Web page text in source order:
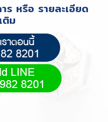
หรือ รายละเอียด
ติม